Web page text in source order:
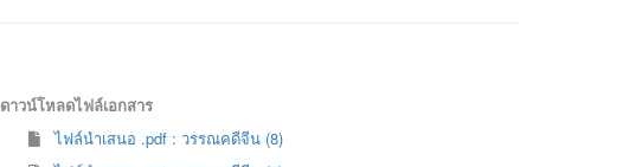
ดาวน์โหลดไฟล์เอกสาร
ไฟล์นำเสนอ .pdf : วรรณคดีจีน (8)